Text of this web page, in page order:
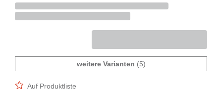
weitere Varianten (5)
Auf Produktliste